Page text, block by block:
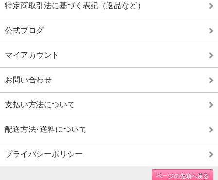
特定商取引法に基づく表記（返品など）
公式ブログ
マイアカウント
お問い合わせ
支払い方法について
配送方法･送料について
プライバシーポリシー
ページの先頭へ戻る